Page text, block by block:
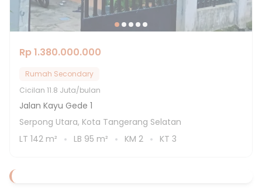
Rp 1.380.000.000
Rumah Secondary
Cicilan 11.8 Juta/bulan
Jalan Kayu Gede 1
Serpong Utara, Kota Tangerang Selatan
LT 142 m² LB 95 m² KM 2 KT 3